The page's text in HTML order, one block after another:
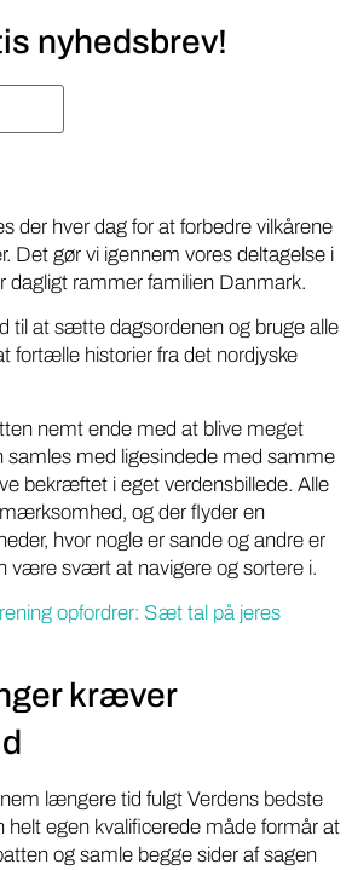
nyhedsbrev!
der hver dag for at forbedre vilkårene
Det gør vi igennem vores deltagelse i
dagligt rammer familien Danmark.
til at sætte dagsordenen og bruge alle
fortælle historier fra det nordjyske
nemt ende med at blive meget
samles med ligesindede med samme
bekræftet i eget verdensbillede. Alle
og der flyder en
hvor nogle er sande og andre er
være svært at navigere og sortere i.
opfordrer: Sæt tal på jeres
kræver
længere tid fulgt Verdens bedste
helt egen kvalificerede måde formår at
og samle begge sider af sagen